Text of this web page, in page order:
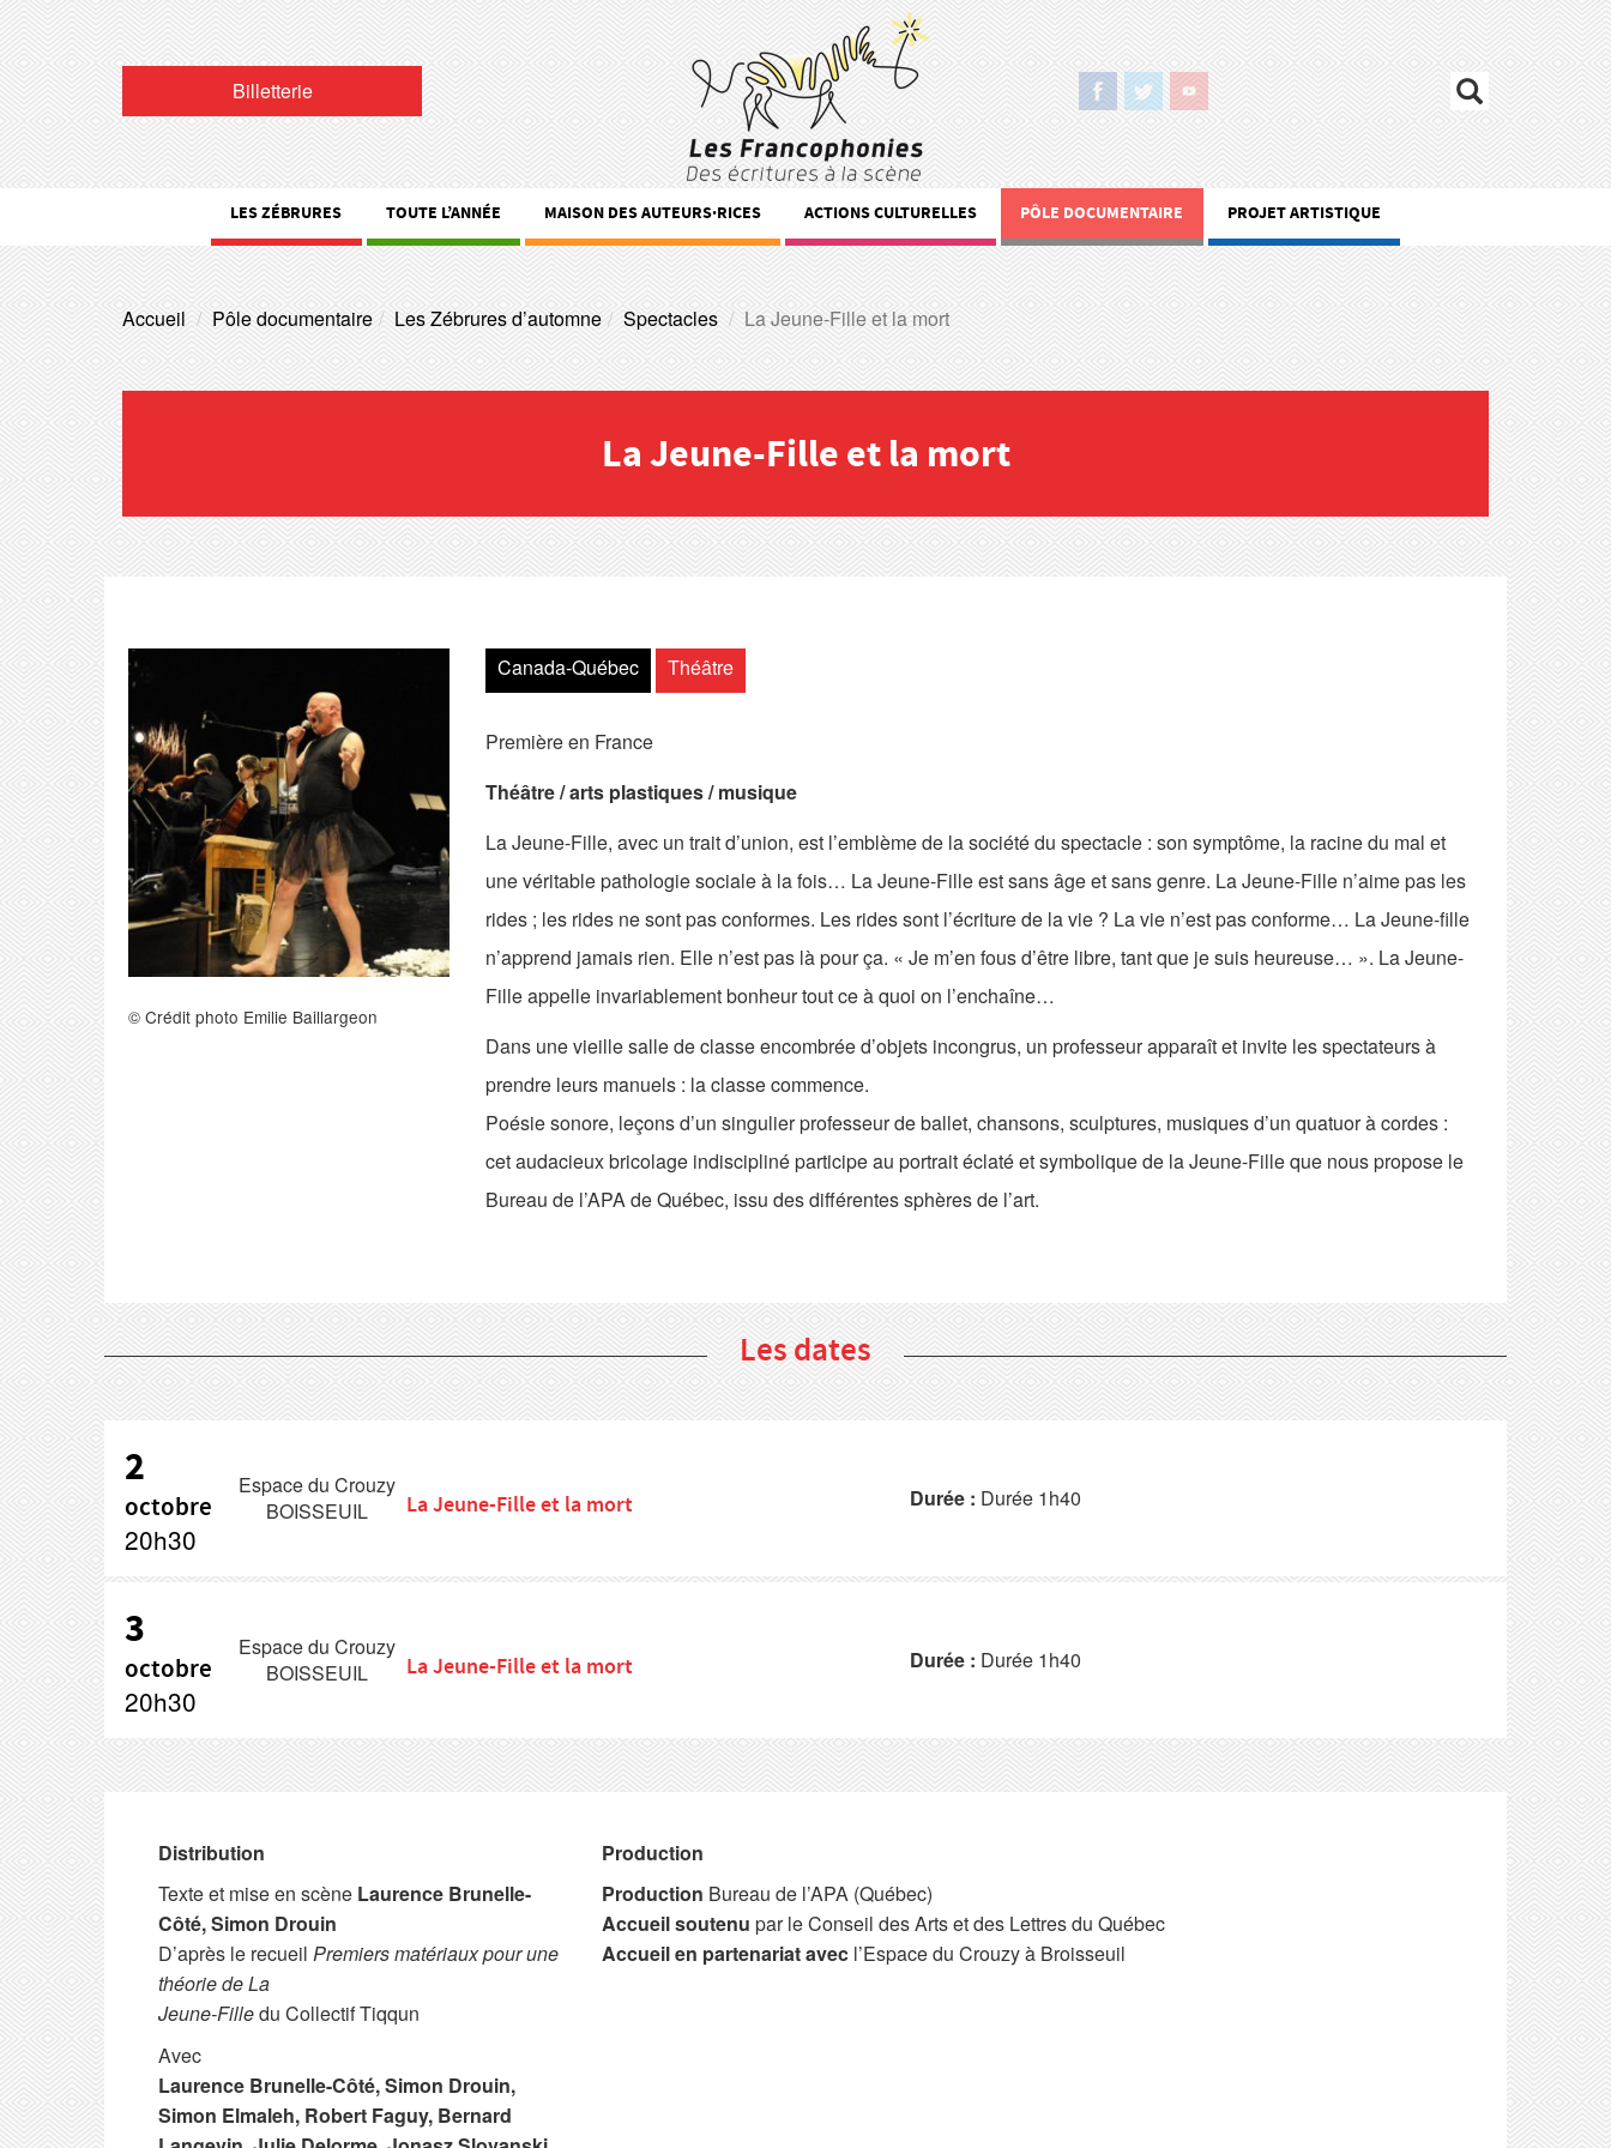
Billetterie
LES ZÉBRURES TOUTE L’ANNÉE MAISON DES AUTEURS·RICES ACTIONS CULTURELLES PÔLE DOCUMENTAIRE PROJET ARTISTIQUE
Accueil Pôle documentaire Les Zébrures d’automne Spectacles La Jeune-Fille et la mort
La Jeune-Fille et la mort
© Crédit photo Emilie Baillargeon
Canada-Québec Théâtre
Première en France
Théâtre / arts plastiques / musique
La Jeune-Fille, avec un trait d’union, est l’emblème de la société du spectacle : son symptôme, la racine du mal et
une véritable pathologie sociale à la fois… La Jeune-Fille est sans âge et sans genre. La Jeune-Fille n’aime pas les
rides ; les rides ne sont pas conformes. Les rides sont l’écriture de la vie ? La vie n’est pas conforme… La Jeune-fille
n’apprend jamais rien. Elle n’est pas là pour ça. « Je m’en fous d’être libre, tant que je suis heureuse… ». La Jeune-
Fille appelle invariablement bonheur tout ce à quoi on l’enchaîne…
Dans une vieille salle de classe encombrée d’objets incongrus, un professeur apparaît et invite les spectateurs à
prendre leurs manuels : la classe commence.
Poésie sonore, leçons d’un singulier professeur de ballet, chansons, sculptures, musiques d’un quatuor à cordes :
cet audacieux bricolage indiscipliné participe au portrait éclaté et symbolique de la Jeune-Fille que nous propose le
Bureau de l’APA de Québec, issu des différentes sphères de l’art.
Les dates
2
octobre
20h30
Espace du Crouzy
BOISSEUIL
La Jeune-Fille et la mort Durée : Durée 1h40
3
octobre
20h30
Espace du Crouzy
BOISSEUIL
La Jeune-Fille et la mort Durée : Durée 1h40
Distribution
Texte et mise en scène Laurence Brunelle-
Côté, Simon Drouin
D’après le recueil Premiers matériaux pour une
théorie de La
Jeune-Filledu Collectif Tiqqun
Avec
Laurence Brunelle-Côté, Simon Drouin,
Simon Elmaleh, Robert Faguy, Bernard
Production
Production Bureau de l’APA (Québec)
Accueil soutenu par le Conseil des Arts et des Lettres du Québec
Accueil en partenariat avecl’Espace du Crouzy à Broisseuil